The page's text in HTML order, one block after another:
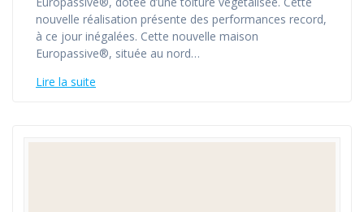
nouvelle réalisation présente des performances record,
à ce jour inégalées. Cette nouvelle maison
Europassive®, située au nord…
Lire la suite